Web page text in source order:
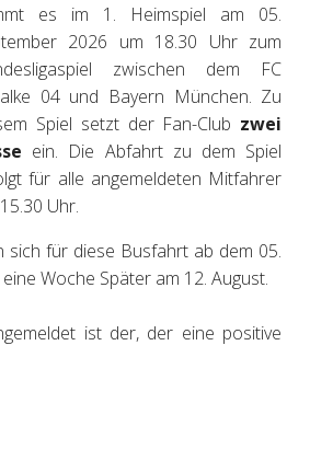
es im 1. Heimspiel am 05.
2026 um 18.30 Uhr zum
zwischen dem FC
04 und Bayern München. Zu
Spiel setzt der Fan-Club zwei
ein. Die Abfahrt zu dem Spiel
für alle angemeldeten Mitfahrer
Uhr.
sich für diese Busfahrt ab dem 05.
Woche Später am 12. August.
ist der, der eine positive